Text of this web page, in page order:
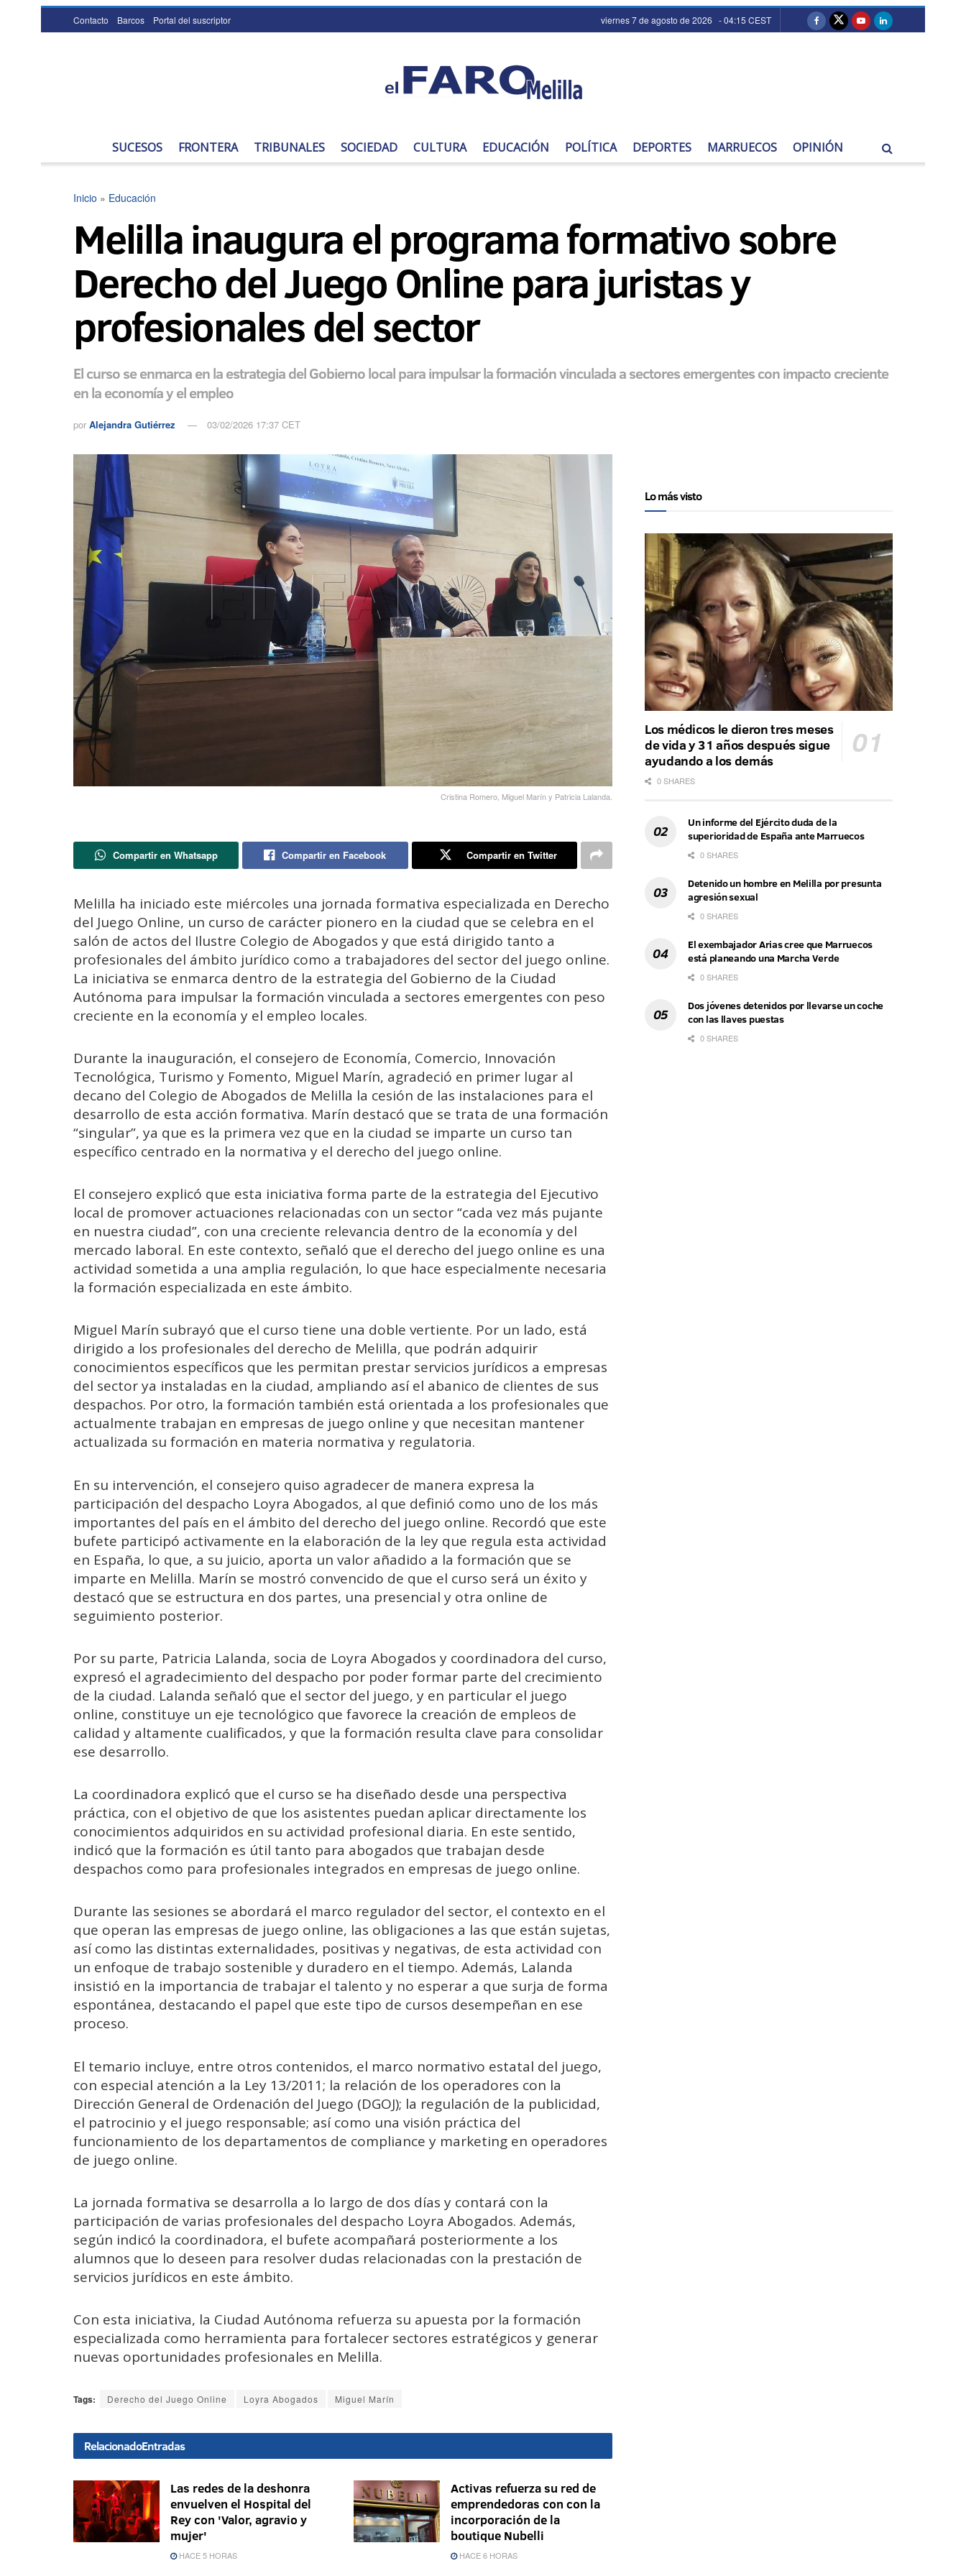
Contacto Barcos Portal del suscriptor viernes 7 de agosto de 2026 - 04:15 CEST
SUCESOS FRONTERA TRIBUNALES SOCIEDAD CULTURA EDUCACIÓN POLÍTICA DEPORTES MARRUECOS OPINIÓN
Inicio » Educación
Melilla inaugura el programa formativo sobre
Derecho del Juego Online para juristas y
profesionales del sector
El curso se enmarca en la estrategia del Gobierno local para impulsar la formación vinculada a sectores emergentes con impacto creciente
en la economía y el empleo
por Alejandra Gutiérrez 03/02/2026 17:37 CET
Cristina Romero, Miguel Marín y Patricia Lalanda.
Compartir en Whatsapp Compartir en Facebook Compartir en Twitter
Melilla ha iniciado este miércoles una jornada formativa especializada en Derecho
del Juego Online, un curso de carácter pionero en la ciudad que se celebra en el
salón de actos del Ilustre Colegio de Abogados y que está dirigido tanto a
profesionales del ámbito jurídico como a trabajadores del sector del juego online.
La iniciativa se enmarca dentro de la estrategia del Gobierno de la Ciudad
Autónoma para impulsar la formación vinculada a sectores emergentes con peso
creciente en la economía y el empleo locales.
Durante la inauguración, el consejero de Economía, Comercio, Innovación
Tecnológica, Turismo y Fomento, Miguel Marín, agradeció en primer lugar al
decano del Colegio de Abogados de Melilla la cesión de las instalaciones para el
desarrollo de esta acción formativa. Marín destacó que se trata de una formación
“singular”, ya que es la primera vez que en la ciudad se imparte un curso tan
específico centrado en la normativa y el derecho del juego online.
El consejero explicó que esta iniciativa forma parte de la estrategia del Ejecutivo
local de promover actuaciones relacionadas con un sector “cada vez más pujante
en nuestra ciudad”, con una creciente relevancia dentro de la economía y del
mercado laboral. En este contexto, señaló que el derecho del juego online es una
actividad sometida a una amplia regulación, lo que hace especialmente necesaria
la formación especializada en este ámbito.
Miguel Marín subrayó que el curso tiene una doble vertiente. Por un lado, está
dirigido a los profesionales del derecho de Melilla, que podrán adquirir
conocimientos específicos que les permitan prestar servicios jurídicos a empresas
del sector ya instaladas en la ciudad, ampliando así el abanico de clientes de sus
despachos. Por otro, la formación también está orientada a los profesionales que
actualmente trabajan en empresas de juego online y que necesitan mantener
actualizada su formación en materia normativa y regulatoria.
En su intervención, el consejero quiso agradecer de manera expresa la
participación del despacho Loyra Abogados, al que definió como uno de los más
importantes del país en el ámbito del derecho del juego online. Recordó que este
bufete participó activamente en la elaboración de la ley que regula esta actividad
en España, lo que, a su juicio, aporta un valor añadido a la formación que se
imparte en Melilla. Marín se mostró convencido de que el curso será un éxito y
destacó que se estructura en dos partes, una presencial y otra online de
seguimiento posterior.
Por su parte, Patricia Lalanda, socia de Loyra Abogados y coordinadora del curso,
expresó el agradecimiento del despacho por poder formar parte del crecimiento
de la ciudad. Lalanda señaló que el sector del juego, y en particular el juego
online, constituye un eje tecnológico que favorece la creación de empleos de
calidad y altamente cualificados, y que la formación resulta clave para consolidar
ese desarrollo.
La coordinadora explicó que el curso se ha diseñado desde una perspectiva
práctica, con el objetivo de que los asistentes puedan aplicar directamente los
conocimientos adquiridos en su actividad profesional diaria. En este sentido,
indicó que la formación es útil tanto para abogados que trabajan desde
despachos como para profesionales integrados en empresas de juego online.
Durante las sesiones se abordará el marco regulador del sector, el contexto en el
que operan las empresas de juego online, las obligaciones a las que están sujetas,
así como las distintas externalidades, positivas y negativas, de esta actividad con
un enfoque de trabajo sostenible y duradero en el tiempo. Además, Lalanda
insistió en la importancia de trabajar el talento y no esperar a que surja de forma
espontánea, destacando el papel que este tipo de cursos desempeñan en ese
proceso.
El temario incluye, entre otros contenidos, el marco normativo estatal del juego,
con especial atención a la Ley 13/2011; la relación de los operadores con la
Dirección General de Ordenación del Juego (DGOJ); la regulación de la publicidad,
el patrocinio y el juego responsable; así como una visión práctica del
funcionamiento de los departamentos de compliance y marketing en operadores
de juego online.
La jornada formativa se desarrolla a lo largo de dos días y contará con la
participación de varias profesionales del despacho Loyra Abogados. Además,
según indicó la coordinadora, el bufete acompañará posteriormente a los
alumnos que lo deseen para resolver dudas relacionadas con la prestación de
servicios jurídicos en este ámbito.
Con esta iniciativa, la Ciudad Autónoma refuerza su apuesta por la formación
especializada como herramienta para fortalecer sectores estratégicos y generar
nuevas oportunidades profesionales en Melilla.
Tags: Derecho del Juego Online Loyra Abogados Miguel Marín
RelacionadoEntradas
Las redes de la deshonra
envuelven el Hospital del
Rey con 'Valor, agravio y
mujer'
HACE 5 HORAS
Activas refuerza su red de
emprendedoras con con la
incorporación de la
boutique Nubelli
HACE 6 HORAS
Lo más visto
Los médicos le dieron tres meses
de vida y 31 años después sigue
ayudando a los demás
0 SHARES
Un informe del Ejército duda de la
superioridad de España ante Marruecos
0 SHARES
Detenido un hombre en Melilla por presunta
agresión sexual
0 SHARES
El exembajador Arias cree que Marruecos
está planeando una Marcha Verde
0 SHARES
Dos jóvenes detenidos por llevarse un coche
con las llaves puestas
0 SHARES